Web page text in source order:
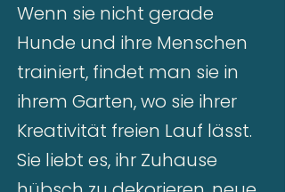
Wenn sie nicht gerade
Hunde und ihre Menschen
trainiert, findet man sie in
ihrem Garten, wo sie ihrer
Kreativität freien Lauf lässt.
Sie liebt es, ihr Zuhause